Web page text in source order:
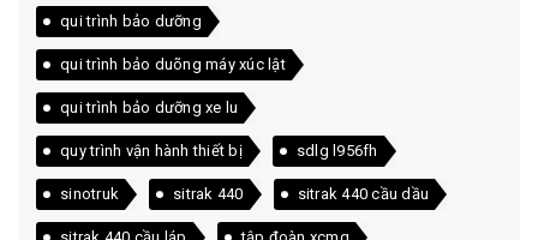
qui trình bảo dưỡng
qui trình bảo duõng máy xúc lật
qui trình bảo dưỡng xe lu
quy trình vận hành thiết bị sdlg l956fh
sinotruk sitrak 440 sitrak 440 cầu dầu